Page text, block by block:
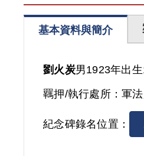
基本資料與簡介
劉火炭男1923年出生
羈押/執行處所：軍
紀念碑錄名位置：